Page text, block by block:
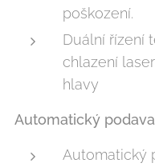
poškození.
Duální řízení
chlazení
hlavy
Automatický
Automatický